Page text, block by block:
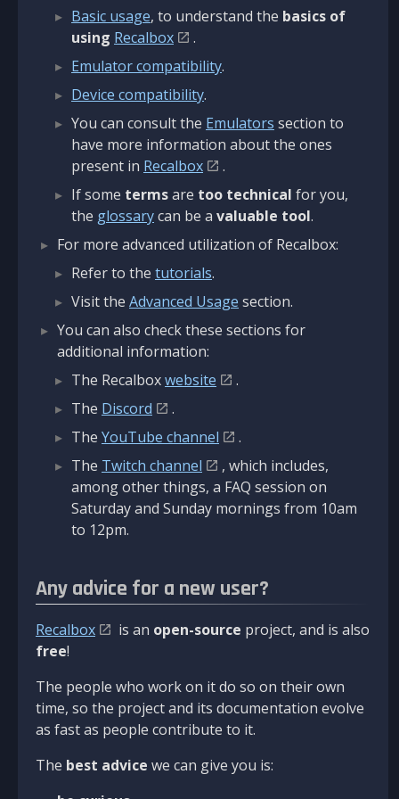
Basic usage, to understand the basics of
using Recalbox
.
Emulator compatibility.
Device compatibility.
You can consult the Emulators section to
have more information about the ones
present in Recalbox
.
If some termsare too technical for you,
the glossarycan be a valuable tool.
For more advanced utilization of Recalbox:
Refer to the tutorials.
Visit the Advanced Usage section.
You can also check these sections for
additional information:
The Recalboxwebsite
.
The Discord
.
The YouTube channel
.
The Twitch channel
, which includes,
among other things, a FAQ session on
Saturday and Sunday mornings from 10am
to 12pm.
Any advice for a new user?
Recalbox is an open-source project, and is also
free!
The people who work on it do so on their own
time, so the project and its documentation evolve
as fast as people contribute to it.
The best advice we can give you is: